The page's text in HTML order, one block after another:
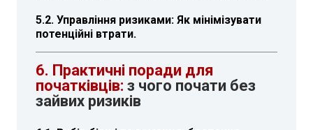
5.2. Управління ризиками: Як мінімізувати
потенційні втрати.
6. Практичні поради для
початківців: з чого почати без
зайвих ризиків